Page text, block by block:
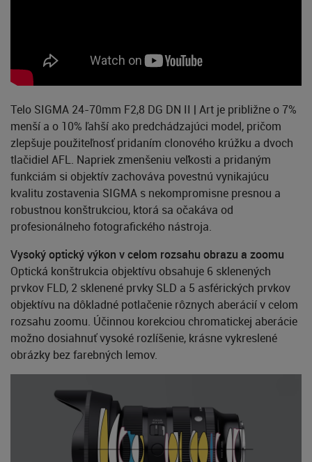
Telo SIGMA 24-70mm F2,8 DG DN II | Art je približne o 7%
menší a o 10% ľahší ako predchádzajúci model, pričom
zlepšuje použiteľnosť pridaním clonového krúžku a dvoch
tlačidiel AFL. Napriek zmenšeniu veľkosti a pridaným
funkciám si objektív zachováva povestnú vynikajúcu
kvalitu zostavenia SIGMA s nekompromisne presnou a
robustnou konštrukciou, ktorá sa očakáva od
profesionálneho fotografického nástroja.
Vysoký optický výkon v celom rozsahu obrazu a zoomu
Optická konštrukcia objektívu obsahuje 6 sklenených
prvkov FLD, 2 sklenené prvky SLD a 5 asférických prvkov
objektívu na dôkladné potlačenie rôznych aberácií v celom
rozsahu zoomu. Účinnou korekciou chromatickej aberácie
možno dosiahnuť vysoké rozlíšenie, krásne vykreslené
obrázky bez farebných lemov.